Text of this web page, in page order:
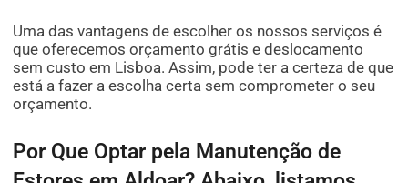
Uma das vantagens de escolher os nossos serviços é
que oferecemos orçamento grátis e deslocamento
sem custo em Lisboa. Assim, pode ter a certeza de que
está a fazer a escolha certa sem comprometer o seu
orçamento.
Por Que Optar pela Manutenção de